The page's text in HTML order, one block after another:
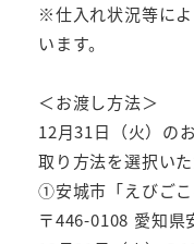
※仕入れ状況等に
います。
＜お渡し方法＞
12月31日（火）の
取り方法を選択い
①安城市「えびご
〒446-0108 愛知県